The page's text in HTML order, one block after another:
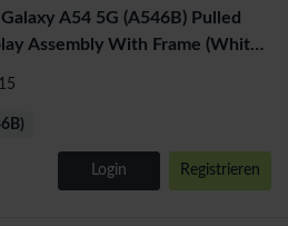
A54 5G (A546B) Pulled
Assembly With Frame (White
Login Registrieren